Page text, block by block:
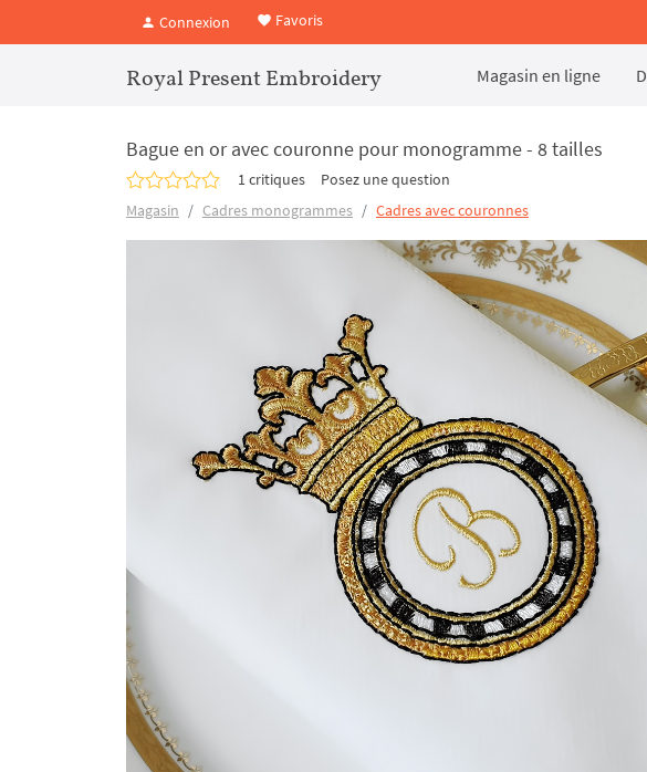
Connexion Favoris
Royal Present Embroidery Magasin en ligne
Bague en or avec couronne pour monogramme - 8 tailles
1 critiques
Posez une question
Magasin
Cadres monogrammes Cadres avec couronnes